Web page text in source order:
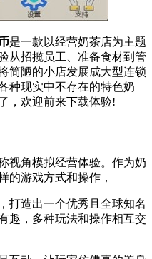
是一款以经营奶茶店为主题
从招揽员工、准备食材到管
简陋的小店发展成大型连锁
种现实中不存在的特色奶
，欢迎前来下载体验!
角模拟经营体验。作为奶
的游戏方式和操作，
造出一个优秀且全球知名
趣，多种玩法和操作相互交